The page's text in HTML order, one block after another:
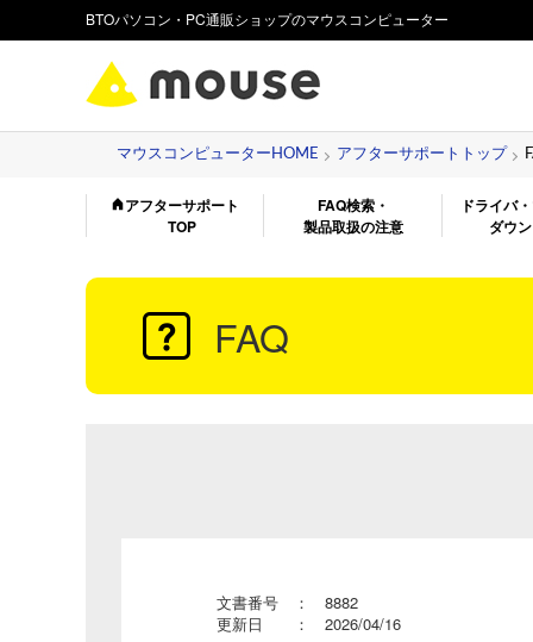
BTOパソコン・PC通販ショップのマウスコンピューター
マウスコンピューターHOME アフターサポートトップ
アフターサポート
TOP
FAQ検索・
製品取扱の注意
ドライバ
ダウ
FAQ
文書番号 ： 8882
更新日 ： 2026/04/16